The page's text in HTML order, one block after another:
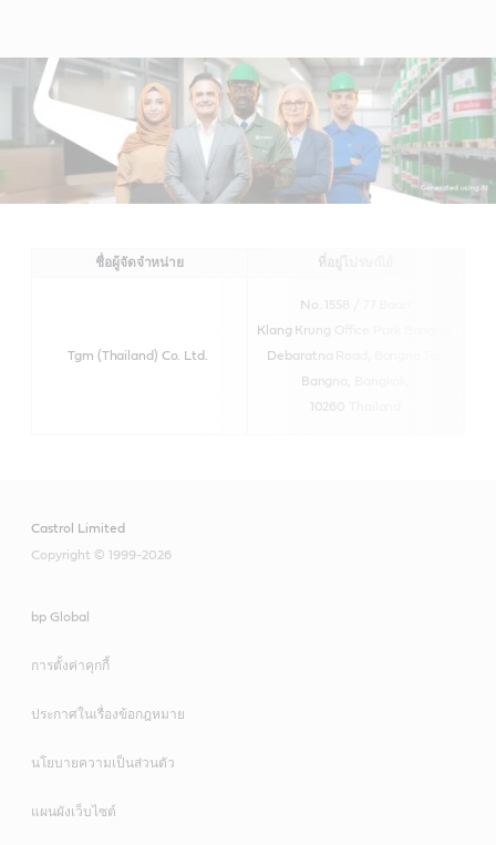
ชื่อผู้จัดจำหน่าย ที่อยู่ไปรษณีย์
Tgm (Thailand) Co. Ltd.
No. 1558 / 77 Baan
Klang Krung Office Park Bangna,
Debaratna Road,
Bangna, Bangkok,
10260 Thailand
Castrol Limited
Copyright © 1999-2026
bp Global
การตั้งค่าคุกกี้
ประกาศในเรื่องข้อกฎหมาย
นโยบายความเป็นส่วนตัว
แผนผังเว็บไซต์